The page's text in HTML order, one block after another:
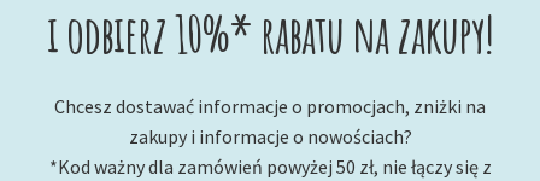
i odbierz 10%* rabatu na zakupy!
Chcesz dostawać informacje o promocjach, zniżki na
zakupy i informacje o nowościach?
*Kod ważny dla zamówień powyżej 50 zł, nie łączy się z